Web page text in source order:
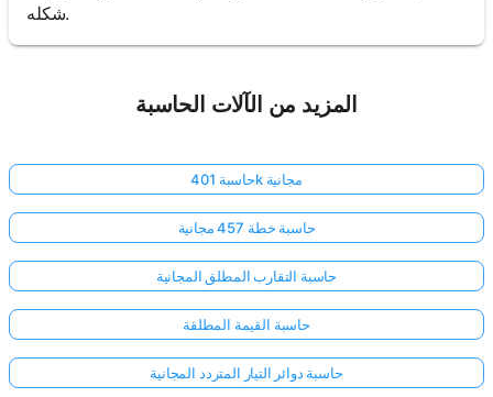
شكله.
المزيد من الآلات الحاسبة
حاسبة 401k مجانية
حاسبة خطة 457 مجانية
حاسبة التقارب المطلق المجانية
حاسبة القيمة المطلقة
حاسبة دوائر التيار المتردد المجانية